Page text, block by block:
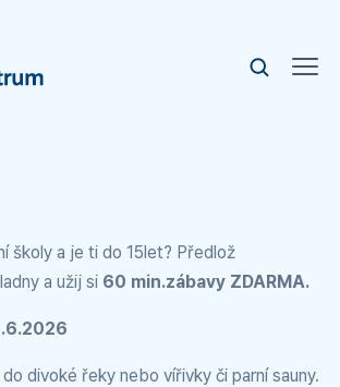
školy a je ti do 15let? Předlož
a užij si 60 min.zábavy ZDARMA.
divoké řeky nebo vířivky či parní sauny.